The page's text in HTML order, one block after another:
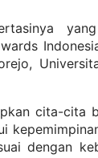
yang
cita-cita
dengan